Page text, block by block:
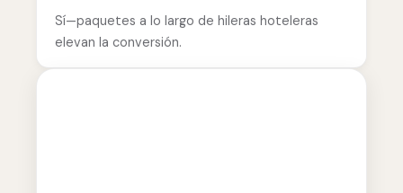
Sí—paquetes a lo largo de hileras hoteleras
elevan la conversión.